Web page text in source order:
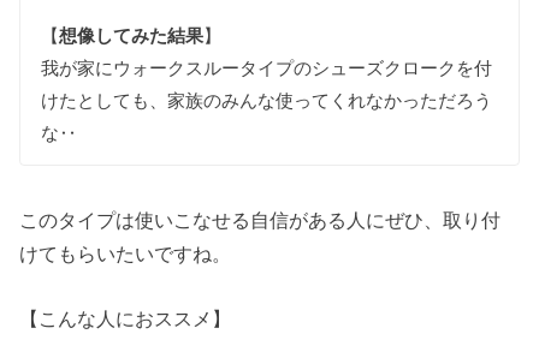
【想像してみた結果】
我が家にウォークスルータイプのシューズクロークを付
けたとしても、家族のみんな使ってくれなかっただろう
な‥
このタイプは使いこなせる自信がある人にぜひ、取り付
けてもらいたいですね。
【こんな人におススメ】